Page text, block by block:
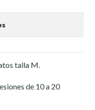
talla M.
de 10 a 20